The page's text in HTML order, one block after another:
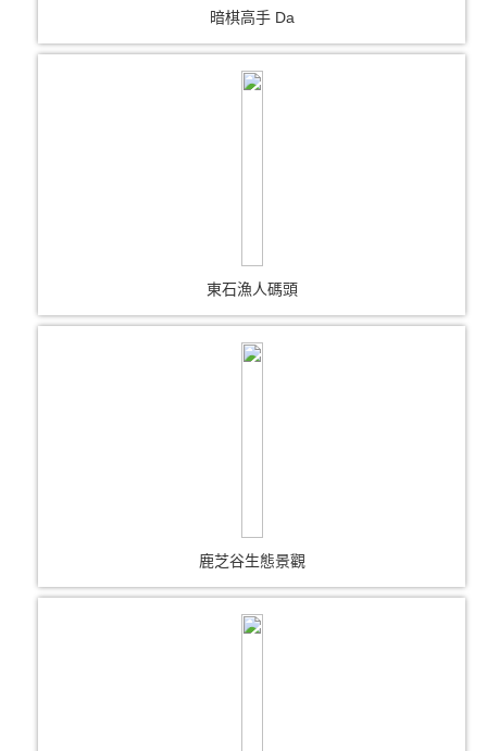
暗棋高手 Da
東石漁人碼頭
鹿芝谷生態景觀